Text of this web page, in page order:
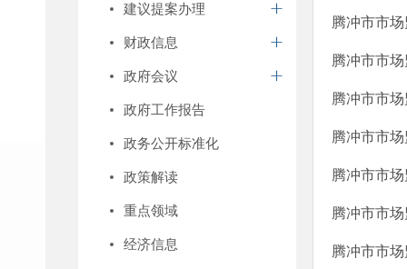
建议提案办理
财政信息
政府会议
政府工作报告
政务公开标准化
政策解读
重点领域
经济信息
腾冲市市
腾冲市市
腾冲市市
腾冲市市
腾冲市市
腾冲市市
腾冲市市